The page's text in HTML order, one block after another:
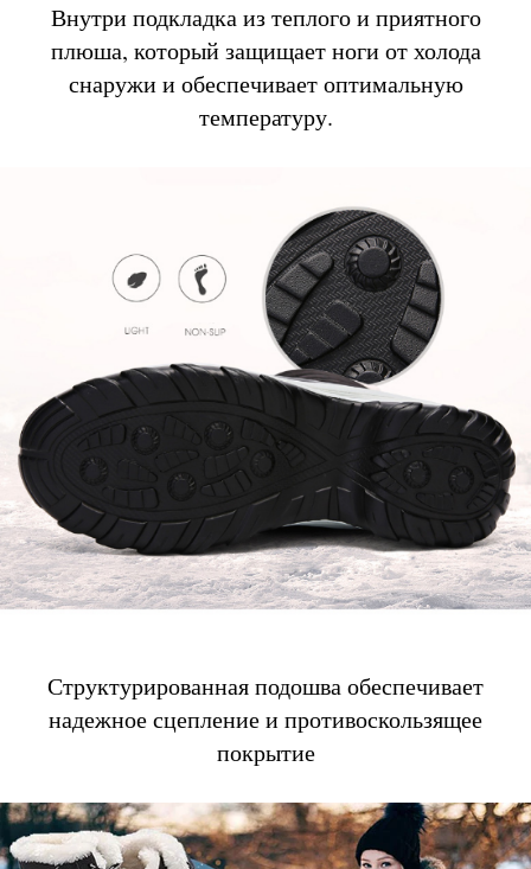
Внутри подкладка из теплого и приятного
плюша, который защищает ноги от холода
снаружи и обеспечивает оптимальную
температуру.
Структурированная подошва обеспечивает
надежное сцепление и противоскользящее
покрытие